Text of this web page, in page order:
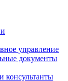
управление
документы
консультанты